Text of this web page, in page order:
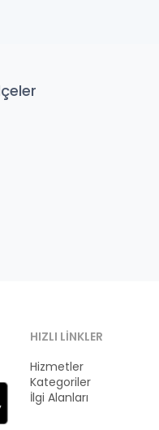
HIZLI LINKLER
Hizmetler
Kategoriler
İlgi Alanları